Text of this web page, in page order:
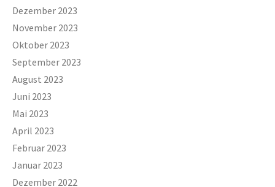
Dezember 2023
November 2023
Oktober 2023
September 2023
August 2023
Juni 2023
Mai 2023
April 2023
Februar 2023
Januar 2023
Dezember 2022